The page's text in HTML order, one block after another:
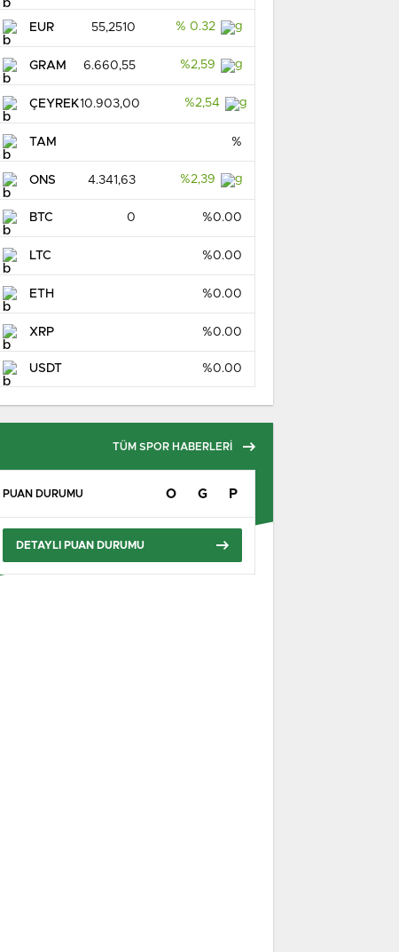
EUR 55,2510 % 0.32
GRAM 6.660,55 %2,59
ÇEYREK10.903,00 %2,54
TAM %
ONS 4.341,63 %2,39
BTC 0 %0.00
LTC %0.00
ETH %0.00
XRP %0.00
USDT %0.00
TÜM SPOR HABERLERİ
PUAN DURUMU O G P
DETAYLI PUAN DURUMU